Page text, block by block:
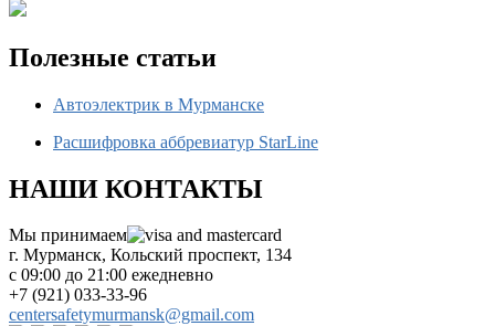
Полезные статьи
Автоэлектрик в Мурманске
Расшифровка аббревиатур StarLine
НАШИ КОНТАКТЫ
Мы принимаем
г. Мурманск, Кольский проспект, 134
с 09:00 до 21:00 ежедневно
+7 (921) 033-33-96
centersafetymurmansk@gmail.com